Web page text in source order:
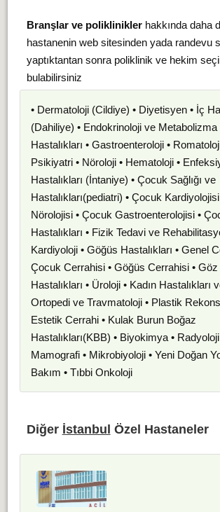
Branşlar ve polikliniklerhakkında daha
hastanenin web sitesinden yada randevu
yaptıktantan sonra poliklinik ve hekim
bulabilirsiniz
• Dermatoloji (Cildiye) • Diyetisyen • İç
(Dahiliye) • Endokrinoloji ve Metabolizma
Hastalıkları • Gastroenteroloji •
Psikiyatri • Nöroloji • Hematoloji •
Hastalıkları (İntaniye) • Çocuk Sağlığı ve
Hastalıkları(pediatri) • Çocuk
Nörolojisi • Çocuk Gastroenterolojisi •
Hastalıkları • Fizik Tedavi ve
Kardiyoloji • Göğüs Hastalıkları • Genel
Çocuk Cerrahisi • Göğüs Cerrahisi • Göz
Hastalıkları • Üroloji • Kadın Hastalıkları
Ortopedi ve Travmatoloji • Plastik
Estetik Cerrahi • Kulak Burun Boğaz
Hastalıkları(KBB) • Biyokimya • Radyoloji
Mamografi • Mikrobiyoloji • Yeni Doğan
Bakım • Tıbbi Onkoloji
Diğer İstanbul Özel Hastaneler